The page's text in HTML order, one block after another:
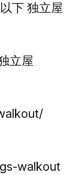
下 独立屋
立屋
walkout